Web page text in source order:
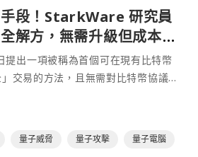
段！StarkWare 研究員
解方，無需升級但成本激
出一項被稱為首個可在現有比特幣
交易的方法，且無需對比特幣協議進
方案單筆交易成本最高可達 2⋯
量子威脅 量子攻擊 量子電腦